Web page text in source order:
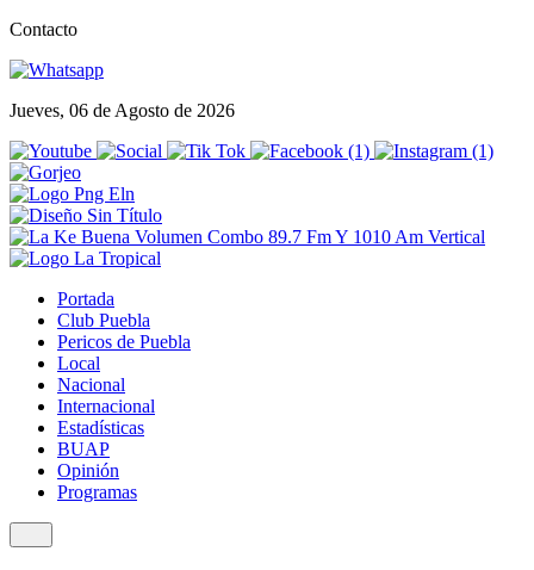
Contacto
Jueves, 06 de Agosto de 2026
Portada
Club Puebla
Pericos de Puebla
Local
Nacional
Internacional
Estadísticas
BUAP
Opinión
Programas